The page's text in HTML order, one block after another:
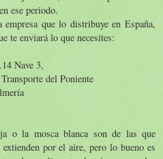
ese periodo.
que lo distribuye en España,
te enviará lo que necesites:
Nave 3,
del Poniente
o la mosca blanca son de las que
extienden por el aire, pero lo bueno es